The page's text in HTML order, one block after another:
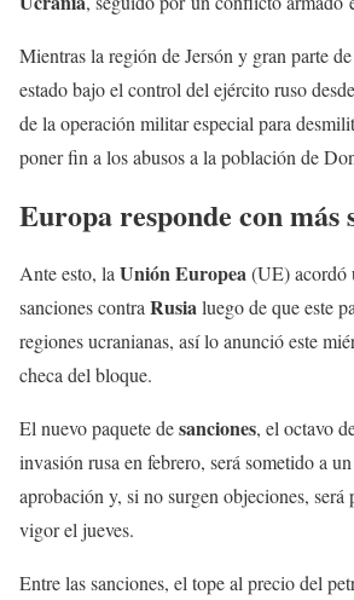
Mientras la región de Jersón y gran parte de
estado bajo el control del ejército ruso
de la operación militar especial para
poner fin a los abusos a la población de
Europa responde con más
Ante esto, la Unión Europea (UE) acordó
sanciones contra Rusia luego de que este
regiones ucranianas, así lo anunció este
checa del bloque.
El nuevo paquete desanciones, el octavo
invasión rusa en febrero, será sometido a
aprobación y, si no surgen objeciones, será
vigor el jueves.
Entre las sanciones, el tope al precio del